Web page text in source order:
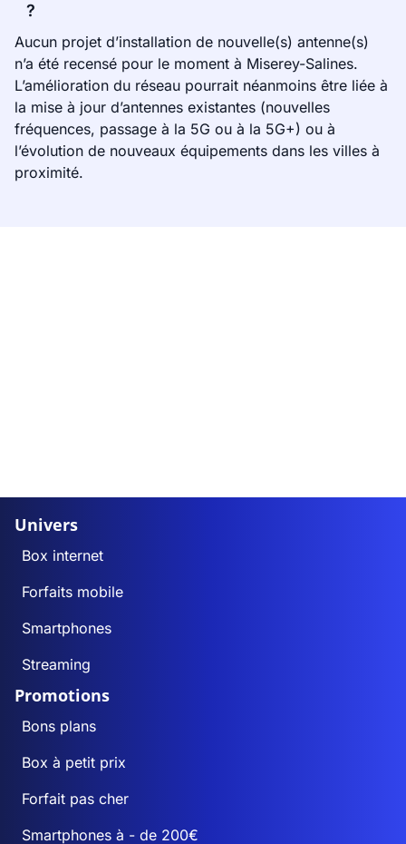
?
Aucun projet d’installation de nouvelle(s) antenne(s)
n’a été recensé pour le moment à Miserey-Salines.
L’amélioration du réseau pourrait néanmoins être liée à
la mise à jour d’antennes existantes (nouvelles
fréquences, passage à la 5G ou à la 5G+) ou à
l’évolution de nouveaux équipements dans les villes à
proximité.
Univers
Box internet
Forfaits mobile
Smartphones
Streaming
Promotions
Bons plans
Box à petit prix
Forfait pas cher
Smartphones à - de 200€